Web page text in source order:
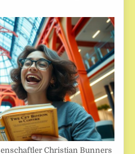
Christian Bunners